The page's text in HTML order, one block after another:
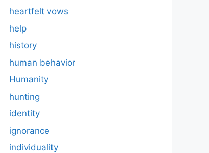
heartfelt vows
help
history
human behavior
Humanity
hunting
identity
ignorance
individuality